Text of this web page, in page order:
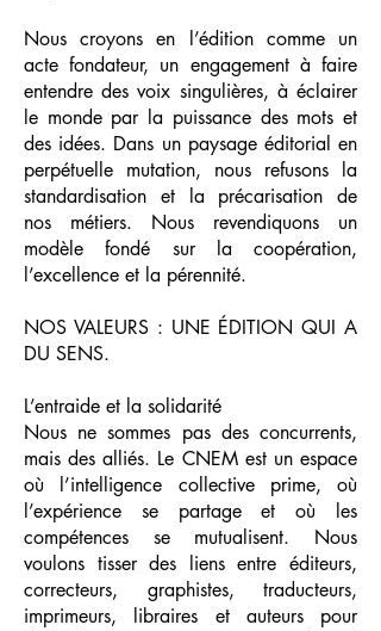
Nous croyons en l’édition comme un
acte fondateur, un engagement à faire
entendre des voix singulières, à éclairer
le monde par la puissance des mots et
des idées. Dans un paysage éditorial en
perpétuelle mutation, nous refusons la
standardisation et la précarisation de
nos métiers. Nous revendiquons un
modèle fondé sur la coopération,
l’excellence et la pérennité.
NOS VALEURS : UNE ÉDITION QUI A
DU SENS.
L’entraide et la solidarité
Nous ne sommes pas des concurrents,
mais des alliés. Le CNEM est un espace
où l’intelligence collective prime, où
l’expérience se partage et où les
compétences se mutualisent. Nous
voulons tisser des liens entre éditeurs,
correcteurs, graphistes, traducteurs,
imprimeurs, libraires et auteurs pour